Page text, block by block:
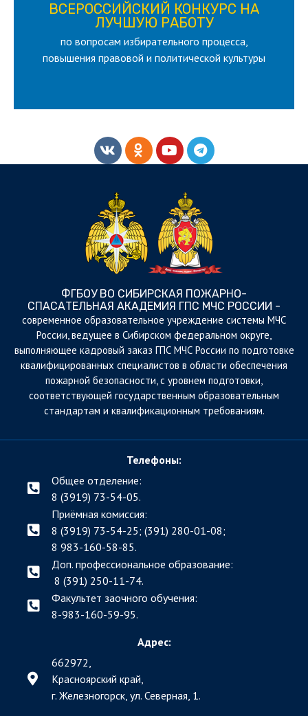
ВСЕРОССИЙСКИЙ КОНКУРС НА
ЛУЧШУЮ РАБОТУ
по вопросам избирательного процесса,
повышения правовой и политической культуры
ВСЕРОССИЙСКИЙ КОНКУРС НА
ЛУЧШУЮ РАБОТУ
для лица старше 18 и моложе 35 лет
ФГБОУ ВО СИБИРСКАЯ ПОЖАРНО-
СПАСАТЕЛЬНАЯ АКАДЕМИЯ ГПС МЧС РОССИИ -
cовременное образовательное учреждение системы МЧС
России, ведущее в Сибирском федеральном округе,
выполняющее кадровый заказ ГПС МЧС России по подготовке
квалифицированных специалистов в области обеспечения
пожарной безопасности, с уровнем подготовки,
соответствующей государственным образовательным
стандартам и квалификационным требованиям.
Телефоны:
Общее отделение:
8 (3919) 73-54-05.
Приёмная комиссия:
8 (3919) 73-54-25; (391) 280-01-08;
8 983-160-58-85.
Доп. профессиональное образование:
8 (391) 250-11-74.
Факультет заочного обучения:
8-983-160-59-95.
Адрес:
662972,
Красноярский край,
г. Железногорск, ул. Северная, 1.